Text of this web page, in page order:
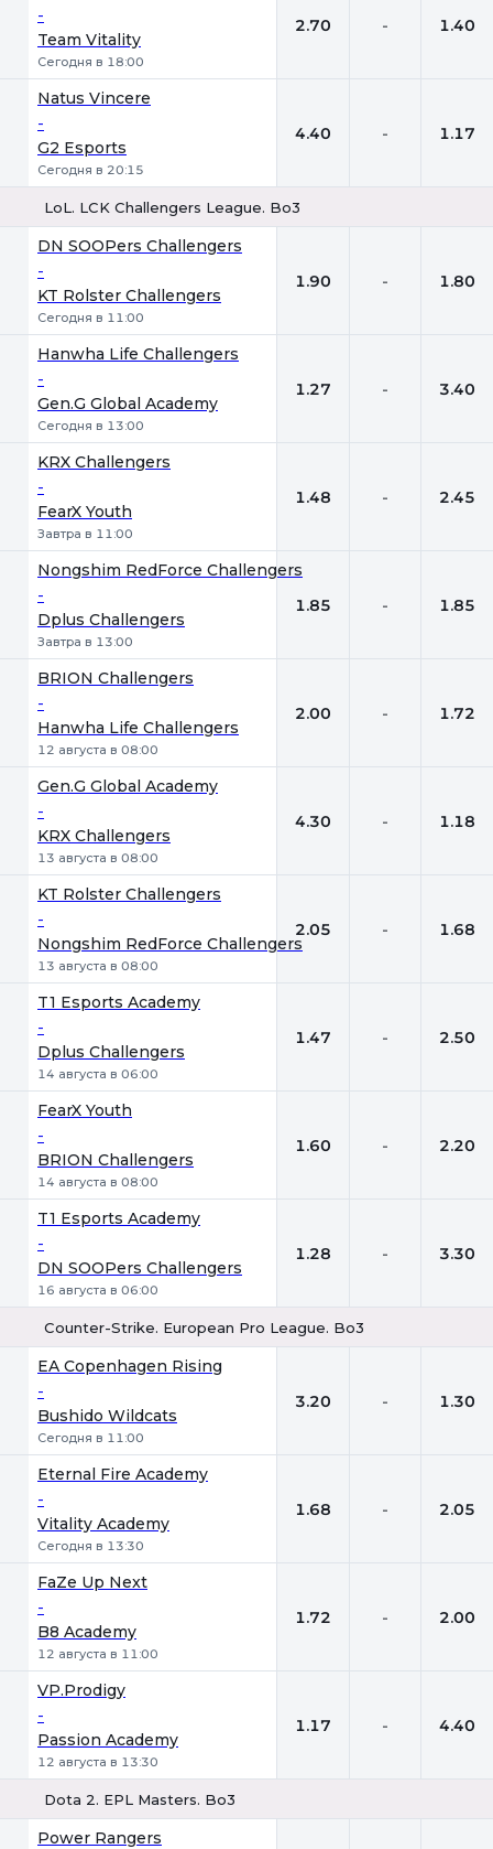
-
Team Vitality
Сегодня в 18:00
2.70 - 1.40
Natus Vincere
-
G2 Esports
Сегодня в 20:15
4.40 - 1.17
LoL. LCK Challengers League. Bo3
DN SOOPers Challengers
-
KT Rolster Challengers
Сегодня в 11:00
1.90 - 1.80
Hanwha Life Challengers
-
Gen.G Global Academy
Сегодня в 13:00
1.27 - 3.40
KRX Challengers
-
FearX Youth
Завтра в 11:00
1.48 - 2.45
Nongshim RedForce Challengers
-
Dplus Challengers
Завтра в 13:00
1.85 - 1.85
BRION Challengers
-
Hanwha Life Challengers
12 августа в 08:00
2.00 - 1.72
Gen.G Global Academy
-
KRX Challengers
13 августа в 08:00
4.30 - 1.18
KT Rolster Challengers
-
Nongshim RedForce Challengers
13 августа в 08:00
2.05 - 1.68
T1 Esports Academy
-
Dplus Challengers
14 августа в 06:00
1.47 - 2.50
FearX Youth
-
BRION Challengers
14 августа в 08:00
1.60 - 2.20
T1 Esports Academy
-
DN SOOPers Challengers
16 августа в 06:00
1.28 - 3.30
Counter-Strike. European Pro League. Bo3
EA Copenhagen Rising
-
Bushido Wildcats
Сегодня в 11:00
3.20 - 1.30
Eternal Fire Academy
-
Vitality Academy
Сегодня в 13:30
1.68 - 2.05
FaZe Up Next
-
B8 Academy
12 августа в 11:00
1.72 - 2.00
VP.Prodigy
-
Passion Academy
12 августа в 13:30
1.17 - 4.40
Dota 2. EPL Masters. Bo3
Power Rangers